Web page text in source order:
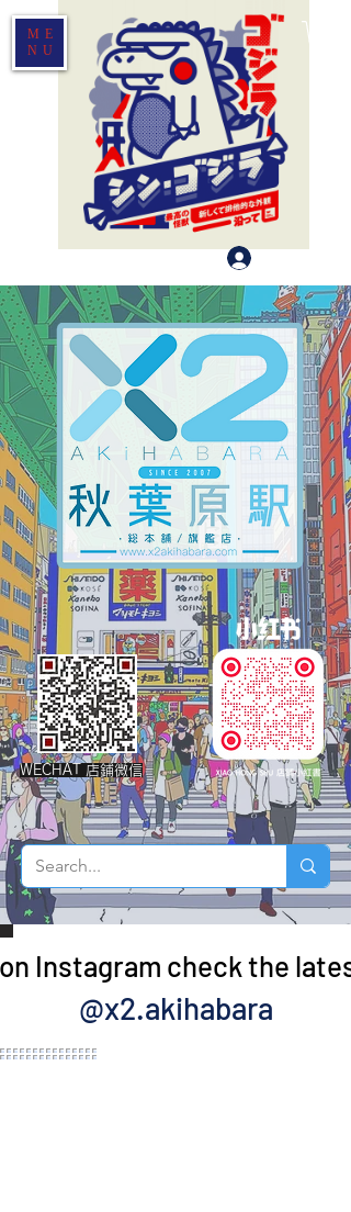
ME
NU
WECHAT 店鋪微信
Instagram check the
@x2.akihabara